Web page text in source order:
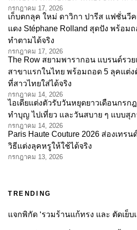
กรกฎาคม 17, 2026
เก็บตกลุค ใหม่ ดาวิกา ปารีส แฟชั่นวี
แดง Stéphane Rolland สุดปัง พร้อม
ทำตามได้จริง
กรกฎาคม 17, 2026
The Row สยามพารากอน แบรนด์รว
สาขาแรกในไทย พร้อมถอด 5 ลุคแต่
ที่สาวไทยใส่ได้จริง
กรกฎาคม 14, 2026
ไอเดียแต่งตัวรับวันหยุดยาวเดือนกรก
ทำบุญ ไปเที่ยว และวันสบาย ๆ แบบสุ
กรกฎาคม 14, 2026
Paris Haute Couture 2026 ส่องเท
วิธีแต่งลุคหรูให้ใช้ได้จริง
กรกฎาคม 13, 2026
TRENDING
แจกพิกัด ‘รวมร้านแก้ทรง และ ตัดเย็บ